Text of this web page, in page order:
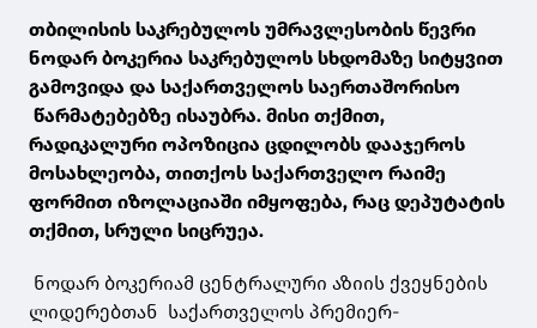
თბილისის საკრებულოს უმრავლესობის წევრი
ნოდარ ბოკერია საკრებულოს სხდომაზე სიტყვით
გამოვიდა და საქართველოს საერთაშორისო
წარმატებებზე ისაუბრა. მისი თქმით,
რადიკალური ოპოზიცია ცდილობს დააჯეროს
მოსახლეობა, თითქოს საქართველო რაიმე
ფორმით იზოლაციაში იმყოფება, რაც დეპუტატის
თქმით, სრული სიცრუეა.
ნოდარ ბოკერიამ ცენტრალური აზიის ქვეყნების
ლიდერებთან საქართველოს პრემიერ-